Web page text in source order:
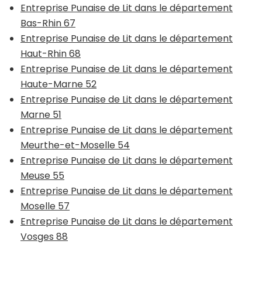
Entreprise Punaise de Lit dans le département
Bas-Rhin 67
Entreprise Punaise de Lit dans le département
Haut-Rhin 68
Entreprise Punaise de Lit dans le département
Haute-Marne 52
Entreprise Punaise de Lit dans le département
Marne 51
Entreprise Punaise de Lit dans le département
Meurthe-et-Moselle 54
Entreprise Punaise de Lit dans le département
Meuse 55
Entreprise Punaise de Lit dans le département
Moselle 57
Entreprise Punaise de Lit dans le département
Vosges 88